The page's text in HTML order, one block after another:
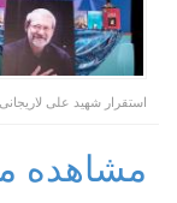
استقرار شهید علی
مشاهده